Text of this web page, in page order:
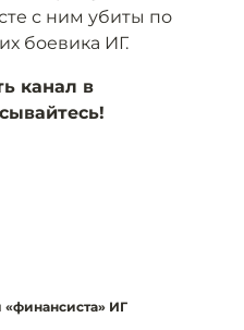
с ним убиты по
боевика ИГ.
канал в
ИГ